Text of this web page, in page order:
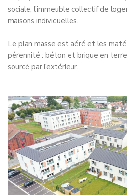
sociale, l’immeuble collectif de
maisons individuelles.
Le plan masse est aéré et les
pérennité : béton et brique en
sourcé par l’extérieur.